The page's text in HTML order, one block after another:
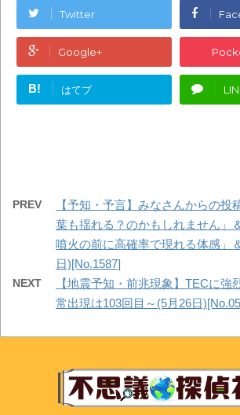
Twitter
Google+
B! はてブ
PREV
【予知・予言】みなさんからの投
葉も揺れる？のかもしれません」
噴火の前に高確率で現れる体感」
日)[No.1587]
NEXT
【地震予知・前兆現象】TECに強
常出現は103回目～(5月26日